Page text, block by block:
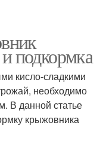
подкормка
кисло-сладкими
необходимо
В данной статье
крыжовника